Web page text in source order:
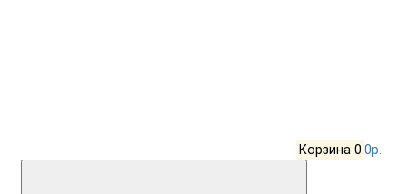
Корзина 0 0р.